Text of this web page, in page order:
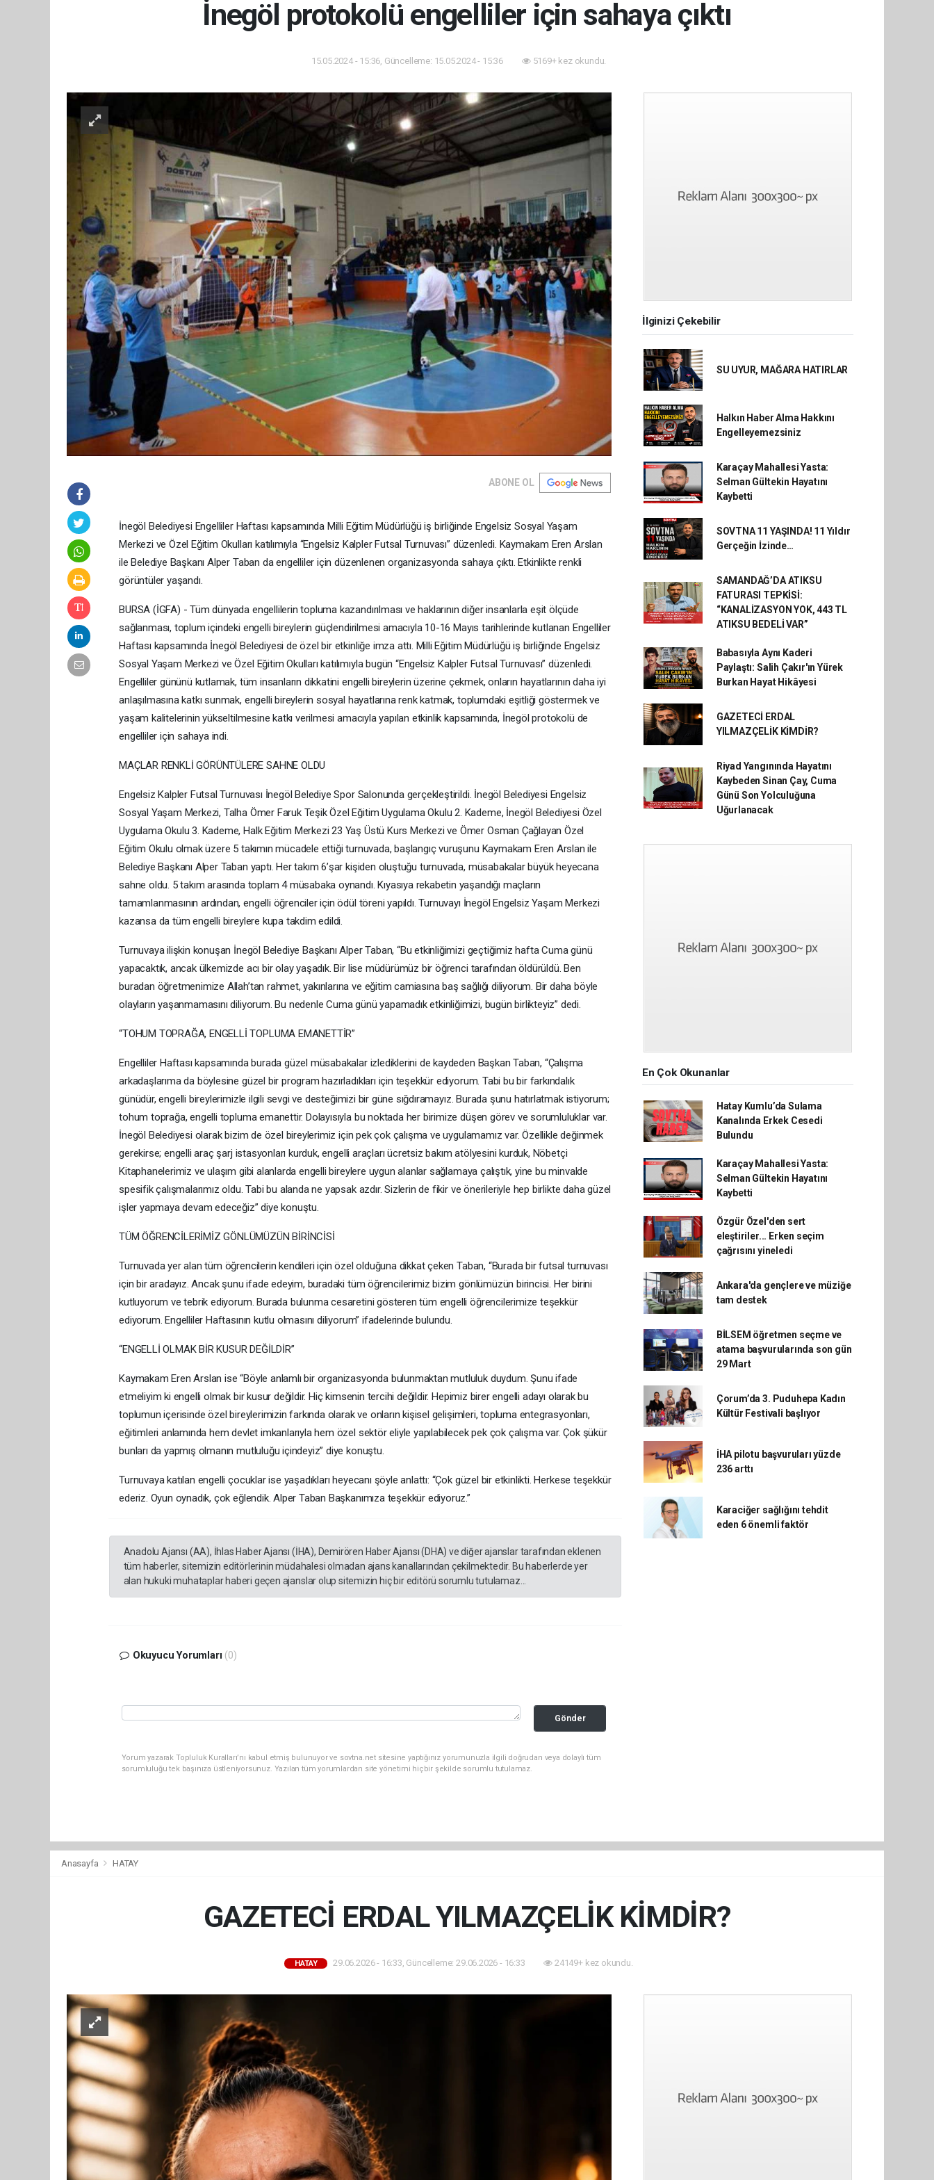
İnegöl protokolü engelliler için sahaya çıktı
15.05.2024 - 15:36, Güncelleme: 15.05.2024 - 15:36 5169+ kez okundu.
ABONE OL
İnegöl Belediyesi Engelliler Haftası kapsamında Milli Eğitim Müdürlüğü iş birliğinde Engelsiz Sosyal Yaşam
Merkezi ve Özel Eğitim Okulları katılımıyla “Engelsiz Kalpler Futsal Turnuvası” düzenledi. Kaymakam Eren Arslan
ile Belediye Başkanı Alper Taban da engelliler için düzenlenen organizasyonda sahaya çıktı. Etkinlikte renkli
görüntüler yaşandı.
BURSA (İGFA) - Tüm dünyada engellilerin topluma kazandırılması ve haklarının diğer insanlarla eşit ölçüde
sağlanması, toplum içindeki engelli bireylerin güçlendirilmesi amacıyla 10-16 Mayıs tarihlerinde kutlanan Engelliler
Haftası kapsamında İnegöl Belediyesi de özel bir etkinliğe imza attı. Milli Eğitim Müdürlüğü iş birliğinde Engelsiz
Sosyal Yaşam Merkezi ve Özel Eğitim Okulları katılımıyla bugün “Engelsiz Kalpler Futsal Turnuvası” düzenledi.
Engelliler gününü kutlamak, tüm insanların dikkatini engelli bireylerin üzerine çekmek, onların hayatlarının daha iyi
anlaşılmasına katkı sunmak, engelli bireylerin sosyal hayatlarına renk katmak, toplumdaki eşitliği göstermek ve
yaşam kalitelerinin yükseltilmesine katkı verilmesi amacıyla yapılan etkinlik kapsamında, İnegöl protokolü de
engelliler için sahaya indi.
MAÇLAR RENKLİ GÖRÜNTÜLERE SAHNE OLDU
Engelsiz Kalpler Futsal Turnuvası İnegöl Belediye Spor Salonunda gerçekleştirildi. İnegöl Belediyesi Engelsiz
Sosyal Yaşam Merkezi, Talha Ömer Faruk Teşik Özel Eğitim Uygulama Okulu 2. Kademe, İnegöl Belediyesi Özel
Uygulama Okulu 3. Kademe, Halk Eğitim Merkezi 23 Yaş Üstü Kurs Merkezi ve Ömer Osman Çağlayan Özel
Eğitim Okulu olmak üzere 5 takımın mücadele ettiği turnuvada, başlangıç vuruşunu Kaymakam Eren Arslan ile
Belediye Başkanı Alper Taban yaptı. Her takım 6’şar kişiden oluştuğu turnuvada, müsabakalar büyük heyecana
sahne oldu. 5 takım arasında toplam 4 müsabaka oynandı. Kıyasıya rekabetin yaşandığı maçların
tamamlanmasının ardından, engelli öğrenciler için ödül töreni yapıldı. Turnuvayı İnegöl Engelsiz Yaşam Merkezi
kazansa da tüm engelli bireylere kupa takdim edildi.
Turnuvaya ilişkin konuşan İnegöl Belediye Başkanı Alper Taban, “Bu etkinliğimizi geçtiğimiz hafta Cuma günü
yapacaktık, ancak ülkemizde acı bir olay yaşadık. Bir lise müdürümüz bir öğrenci tarafından öldürüldü. Ben
buradan öğretmenimize Allah’tan rahmet, yakınlarına ve eğitim camiasına baş sağlığı diliyorum. Bir daha böyle
olayların yaşanmamasını diliyorum. Bu nedenle Cuma günü yapamadık etkinliğimizi, bugün birlikteyiz” dedi.
“TOHUM TOPRAĞA, ENGELLİ TOPLUMA EMANETTİR”
Engelliler Haftası kapsamında burada güzel müsabakalar izlediklerini de kaydeden Başkan Taban, “Çalışma
arkadaşlarıma da böylesine güzel bir program hazırladıkları için teşekkür ediyorum. Tabi bu bir farkındalık
günüdür, engelli bireylerimizle ilgili sevgi ve desteğimizi bir güne sığdıramayız. Burada şunu hatırlatmak istiyorum;
tohum toprağa, engelli topluma emanettir. Dolayısıyla bu noktada her birimize düşen görev ve sorumluluklar var.
İnegöl Belediyesi olarak bizim de özel bireylerimiz için pek çok çalışma ve uygulamamız var. Özellikle değinmek
gerekirse; engelli araç şarj istasyonları kurduk, engelli araçları ücretsiz bakım atölyesini kurduk, Nöbetçi
Kitaphanelerimiz ve ulaşım gibi alanlarda engelli bireylere uygun alanlar sağlamaya çalıştık, yine bu minvalde
spesifik çalışmalarımız oldu. Tabi bu alanda ne yapsak azdır. Sizlerin de fikir ve önerileriyle hep birlikte daha güzel
işler yapmaya devam edeceğiz” diye konuştu.
TÜM ÖĞRENCİLERİMİZ GÖNLÜMÜZÜN BİRİNCİSİ
Turnuvada yer alan tüm öğrencilerin kendileri için özel olduğuna dikkat çeken Taban, “Burada bir futsal turnuvası
için bir aradayız. Ancak şunu ifade edeyim, buradaki tüm öğrencilerimiz bizim gönlümüzün birincisi. Her birini
kutluyorum ve tebrik ediyorum. Burada bulunma cesaretini gösteren tüm engelli öğrencilerimize teşekkür
ediyorum. Engelliler Haftasının kutlu olmasını diliyorum” ifadelerinde bulundu.
“ENGELLİ OLMAK BİR KUSUR DEĞİLDİR”
Kaymakam Eren Arslan ise “Böyle anlamlı bir organizasyonda bulunmaktan mutluluk duydum. Şunu ifade
etmeliyim ki engelli olmak bir kusur değildir. Hiç kimsenin tercihi değildir. Hepimiz birer engelli adayı olarak bu
toplumun içerisinde özel bireylerimizin farkında olarak ve onların kişisel gelişimleri, topluma entegrasyonları,
eğitimleri anlamında hem devlet imkanlarıyla hem özel sektör eliyle yapılabilecek pek çok çalışma var. Çok şükür
bunları da yapmış olmanın mutluluğu içindeyiz” diye konuştu.
Turnuvaya katılan engelli çocuklar ise yaşadıkları heyecanı şöyle anlattı: “Çok güzel bir etkinlikti. Herkese teşekkür
ederiz. Oyun oynadık, çok eğlendik. Alper Taban Başkanımıza teşekkür ediyoruz.”
Anadolu Ajansı (AA), İhlas Haber Ajansı (İHA), Demirören Haber Ajansı (DHA) ve diğer ajanslar tarafından eklenen
tüm haberler, sitemizin editörlerinin müdahalesi olmadan ajans kanallarından çekilmektedir. Bu haberlerde yer
alan hukuki muhataplar haberi geçen ajanslar olup sitemizin hiç bir editörü sorumlu tutulamaz...
Okuyucu Yorumları (0)
Gönder
Yorum yazarak Topluluk Kuralları’nı kabul etmiş bulunuyor ve sovtna.net sitesine yaptığınız yorumunuzla ilgili doğrudan veya dolaylı tüm
sorumluluğu tek başınıza üstleniyorsunuz. Yazılan tüm yorumlardan site yönetimi hiçbir şekilde sorumlu tutulamaz.
İlginizi Çekebilir
SU UYUR, MAĞARA HATIRLAR
Halkın Haber Alma Hakkını
Engelleyemezsiniz
Karaçay Mahallesi Yasta:
Selman Gültekin Hayatını
Kaybetti
SOVTNA 11 YAŞINDA! 11 Yıldır
Gerçeğin İzinde…
SAMANDAĞ’DA ATIKSU
FATURASI TEPKİSİ:
“KANALİZASYON YOK, 443 TL
ATIKSU BEDELİ VAR”
Babasıyla Aynı Kaderi
Paylaştı: Salih Çakır'ın Yürek
Burkan Hayat Hikâyesi
GAZETECİ ERDAL
YILMAZÇELİK KİMDİR?
Riyad Yangınında Hayatını
Kaybeden Sinan Çay, Cuma
Günü Son Yolculuğuna
Uğurlanacak
En Çok Okunanlar
Hatay Kumlu’da Sulama
Kanalında Erkek Cesedi
Bulundu
Karaçay Mahallesi Yasta:
Selman Gültekin Hayatını
Kaybetti
Özgür Özel'den sert
eleştiriler... Erken seçim
çağrısını yineledi
Ankara'da gençlere ve müziğe
tam destek
BİLSEM öğretmen seçme ve
atama başvurularında son gün
29 Mart
Çorum’da 3. Puduhepa Kadın
Kültür Festivali başlıyor
İHA pilotu başvuruları yüzde
236 arttı
Karaciğer sağlığını tehdit
eden 6 önemli faktör
Anasayfa HATAY
GAZETECİ ERDAL YILMAZÇELİK KİMDİR?
HATAY 29.06.2026 - 16:33, Güncelleme: 29.06.2026 - 16:33 24149+ kez okundu.